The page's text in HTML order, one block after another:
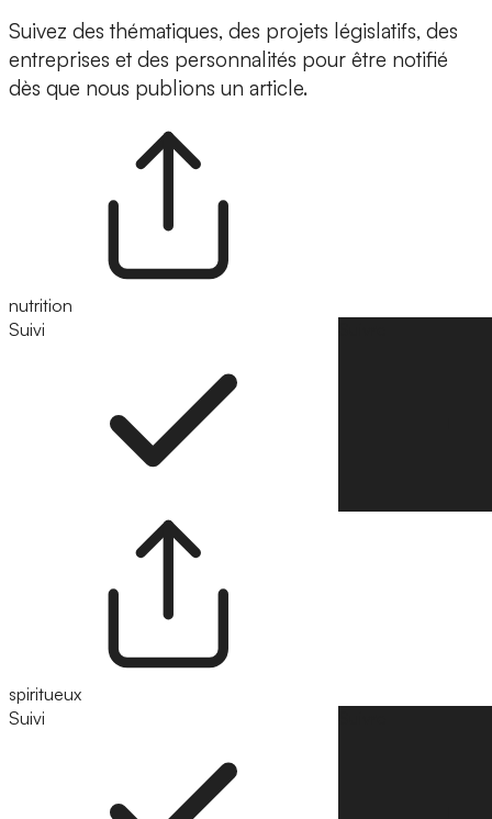
Suivez des thématiques, des projets législatifs, des
entreprises et des personnalités pour être notifié
dès que nous publions un article.
nutrition
Suivi
spiritueux
Suivi